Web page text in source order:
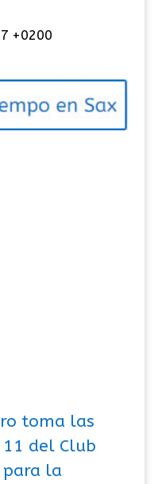
+0200
toma las
del Club
para la